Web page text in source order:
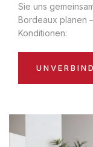
Sie uns
Bordeaux planen
Konditionen: